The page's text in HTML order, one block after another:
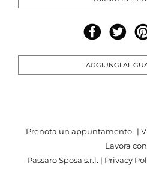
AGGIUNGI AL
Prenota un appuntamento |
Lavora
Passaro Sposa s.r.l. | Privacy